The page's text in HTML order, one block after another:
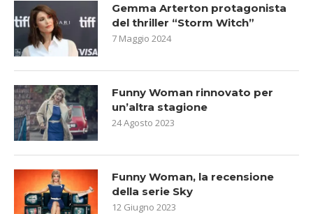
Gemma Arterton protagonista
del thriller “Storm Witch”
7 Maggio 2024
Funny Woman rinnovato per
un’altra stagione
24 Agosto 2023
Funny Woman, la recensione
della serie Sky
12 Giugno 2023